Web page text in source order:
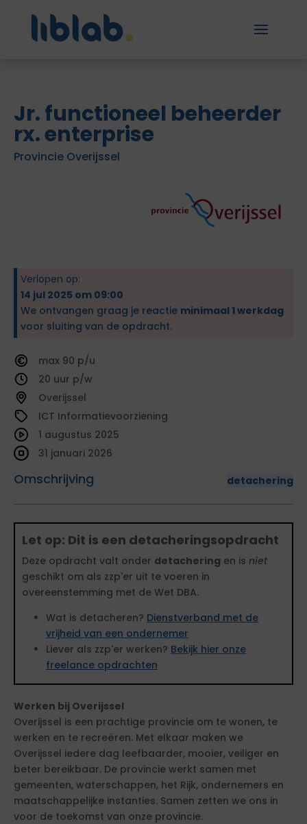
Jr. functioneel beheerder
rx. enterprise
Provincie Overijssel
Verlopen op:
14 jul 2025 om 09:00
We ontvangen graag je reactie minimaal 1 werkdag
voor sluiting van de opdracht.
90
20
Overijssel
ICT Informatievoorziening
Omschrijving detachering
1 augustus 2025
31 januari 2026
Let op: Dit is een detacheringsopdracht
Deze opdracht valt onder detachering en is niet
geschikt om als zzp'er uit te voeren in
overeenstemming met de Wet DBA.
Wat is detacheren? Dienstverband met de
vrijheid van een ondernemer
Liever als zzp'er werken? Bekijk hier onze
freelance opdrachten
Werken bij Overijssel
Overijssel is een prachtige provincie om te wonen, te
werken en te recreëren. Met elkaar maken we
Overijssel iedere dag leefbaarder, mooier, veiliger en
beter bereikbaar. De provincie werkt samen met
gemeenten, waterschappen, het Rijk, ondernemers en
maatschappelijke instanties. Samen zetten we ons in
voor de toekomst van onze provincie.